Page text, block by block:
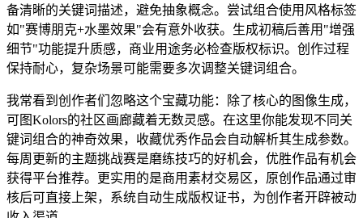
备清晰的关键词描述，避免抽象概念。尝试组合使用风格标签
如"赛博朋克+水墨效果"会有意外收获。生成初稿后善用"增强
细节"功能提升质感，商业用途务必检查版权标识。创作过程
保持耐心，复杂场景可能需要多次调整关键词组合。
我常看到创作者们忽略这个宝藏功能：除了核心的图像生成，
可图Kolors的社区画廊藏着无数灵感。在这里你能发现不同关
键词组合的神奇效果，收藏优秀作品会自动解析其生成参数。
每周更新的主题挑战赛是磨练技巧的好机会，优胜作品有机会
获得平台推荐。更实用的是商用素材交易区，原创作品通过审
核后可直接上架，系统自动生成版权证书，为创作者开辟被动